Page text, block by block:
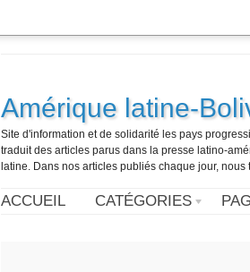
Amérique latine-
Site d'information et de solidarité les pays
traduit des articles parus dans la presse latino-
latine. Dans nos articles publiés chaque jour,
ACCUEIL CATÉGORIES